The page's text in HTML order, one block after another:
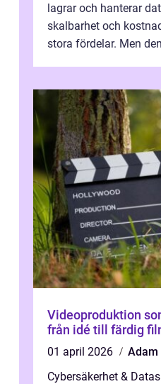
lagrar och hanterar
skalbarhet och
stora fördelar. Men
Videoproduktion
från idé till färdig
01 april 2026
Adam
Cybersäkerhet &